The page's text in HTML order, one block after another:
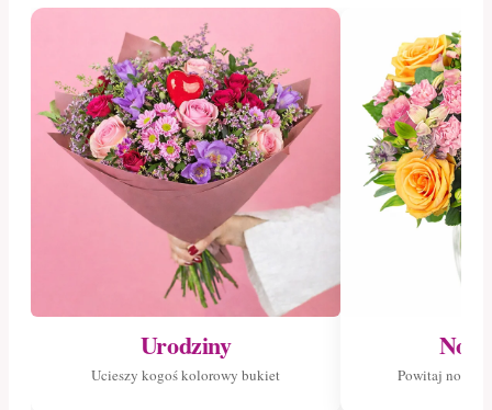
Urodziny
Ucieszy kogoś kolorowy bukiet Powitaj